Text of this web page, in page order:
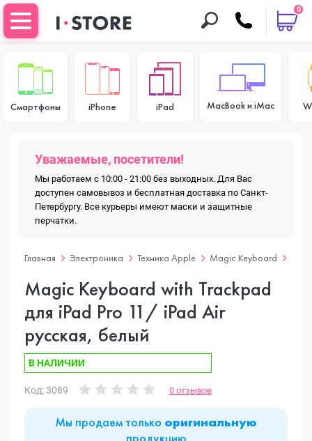
0
Смартфоны iPhone iPad MacBook и iMac
Уважаемые, посетители!
Мы работаем с 10:00 - 21:00 без выходных. Для Вас
доступен самовывоз и бесплатная доставка по Санкт-
Петербургу. Все курьеры имеют маски и защитные
перчатки.
Главная Электроника Техника Apple Magic Keyboard
Magic Keyboard with Trackpad
для iPad Pro 11/ iPad Air
русская, белый
В НАЛИЧИИ
Код: 3089 0 отзывов
Мы продаем только оригинальную